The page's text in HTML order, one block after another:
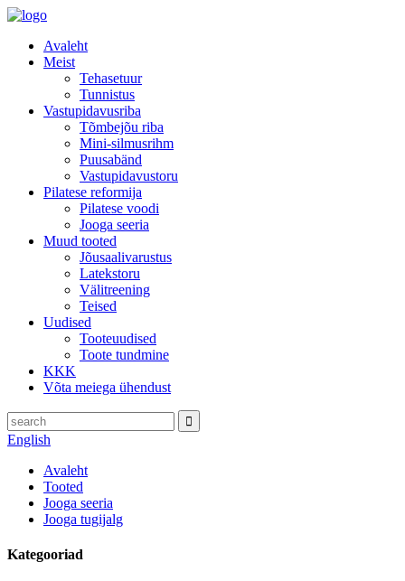
Avaleht
Meist
Tehasetuur
Tunnistus
Vastupidavusriba
Tõmbejõu riba
Mini-silmusrihm
Puusabänd
Vastupidavustoru
Pilatese reformija
Pilatese voodi
Jooga seeria
Muud tooted
Jõusaalivarustus
Latekstoru
Välitreening
Teised
Uudised
Tooteuudised
Toote tundmine
KKK
Võta meiega ühendust
English
Avaleht
Tooted
Jooga seeria
Jooga tugijalg
Kategooriad